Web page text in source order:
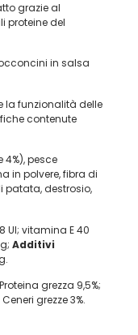
grazie al
proteine del
in salsa
la funzionalità delle
contenute
pesce
in polvere, fibra di
patata, destrosio,
UI; vitamina E 40
Additivi
grezza 9,5%;
grezze 3%.